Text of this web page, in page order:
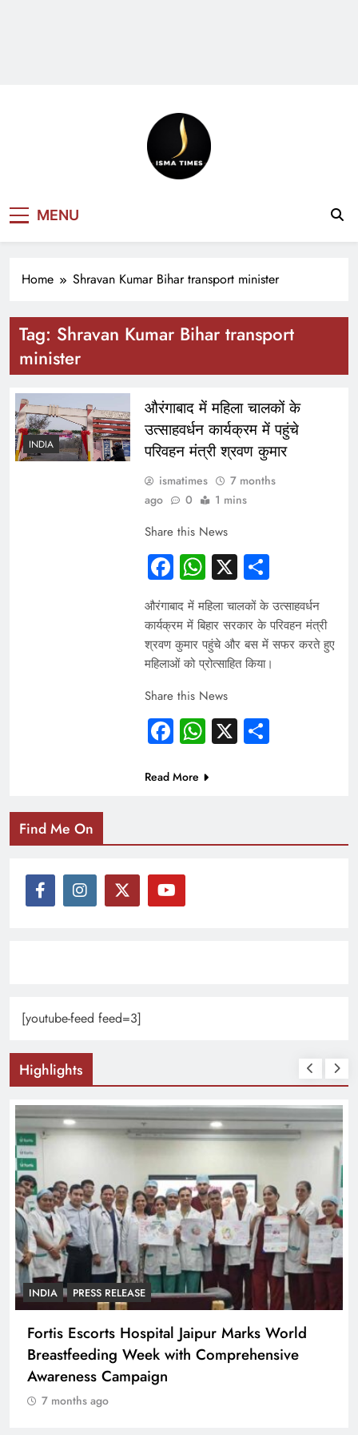
NEWS
MENU
Home Shravan Kumar Bihar transport minister
Tag: Shravan Kumar Bihar transport
minister
INDIA
औरंगाबाद में महिला चालकों के
उत्साहवर्धन कार्यक्रम में पहुंचे
परिवहन मंत्री श्रवण कुमार
ismatimes
7 months
ago
0 1 mins
Share this News
Facebook
WhatsApp
X Share
औरंगाबाद में महिला चालकों के उत्साहवर्धन
कार्यक्रम में बिहार सरकार के परिवहन मंत्री
श्रवण कुमार पहुंचे और बस में सफर करते हुए
महिलाओं को प्रोत्साहित किया।
Share this News
Facebook
WhatsApp
X Share
Read More
Find Me On
[youtube-feed feed=3]
Highlights
INDIA PRESS RELEASE
Fortis Escorts Hospital Jaipur Marks World
Breastfeeding Week with Comprehensive
Awareness Campaign
7 months ago